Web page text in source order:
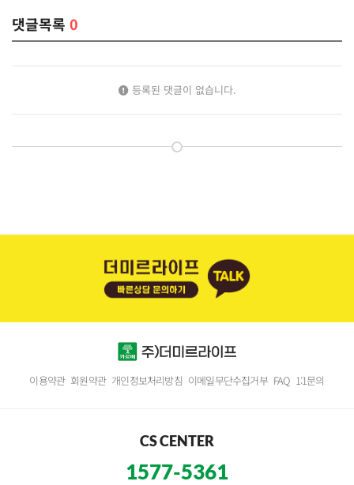
댓글목록 0
등록된 댓글이 없습니다.
이용약관 회원약관 개인정보처리방침 이메일무단수집거부 FAQ 1:1문의
CS CENTER
1577-5361